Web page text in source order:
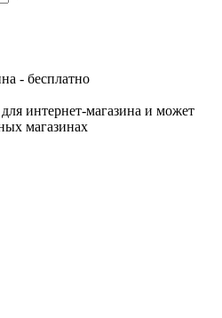
- бесплатно
интернет-магазина и может
магазинах